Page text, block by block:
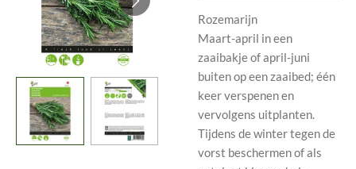
Rozemarijn
Maart-april in een
zaaibakje of april-juni
buiten op een zaaibed; één
keer verspenen en
vervolgens uitplanten.
Tijdens de winter tegen de
vorst beschermen of als